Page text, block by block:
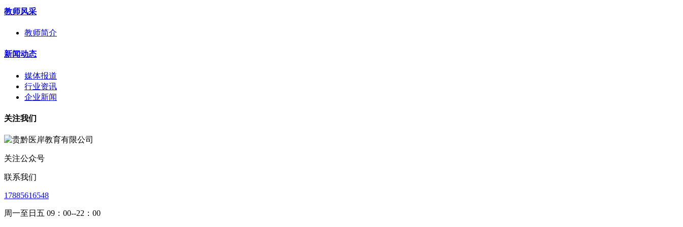
教师风采
教师简介
新闻动态
媒体报道
行业资讯
企业新闻
关注我们
关注公众号
联系我们
17885616548
周一至日五 09：00--22：00